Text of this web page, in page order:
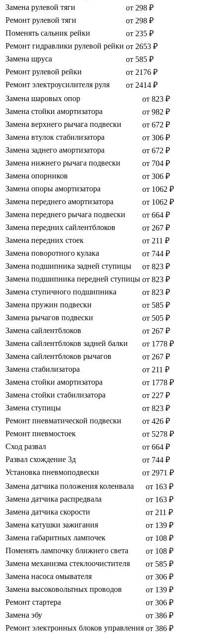
Замена рулевой тяги
от 298 ₽
Ремонт рулевой тяги
от 298 ₽
Поменять сальник рейки
от 235 ₽
Ремонт гидравлики рулевой рейки от 2653 ₽
Замена шруса
от 585 ₽
Ремонт рулевой рейки
от 2176 ₽
Ремонт электроусилителя руля
от 2414 ₽
Замена шаровых опор
от 823 ₽
Замена стойки амортизатора
от 982 ₽
Замена верхнего рычага подвески
от 672 ₽
Замена втулок стабилизатора
от 306 ₽
Замена заднего амортизатора
от 672 ₽
Замена нижнего рычага подвески
от 704 ₽
Замена опорников
от 306 ₽
Замена опоры амортизатора
от 1062 ₽
Замена переднего амортизатора
от 1062 ₽
Замена переднего рычага подвески
от 664 ₽
Замена передних сайлентблоков
от 267 ₽
Замена передних стоек
от 211 ₽
Замена поворотного кулака
от 744 ₽
Замена подшипника задней ступицы
от 823 ₽
Замена подшипника передней ступицы от 823 ₽
Замена ступичного подшипника
от 823 ₽
Замена пружин подвески
от 585 ₽
Замена рычагов подвески
от 505 ₽
Замена сайлентблоков
от 267 ₽
Замена сайлентблоков задней балки
от 1778 ₽
Замена сайлентблоков рычагов
от 267 ₽
Замена стабилизатора
от 211 ₽
Замена стойки амортизатора
от 1778 ₽
Замена стойки стабилизатора
от 227 ₽
Замена ступицы
от 823 ₽
Ремонт пневматической подвески
от 426 ₽
Ремонт пневмостоек
от 5278 ₽
Сход развал
от 664 ₽
Развал схождение 3д
от 744 ₽
Установка пневмоподвески
от 2971 ₽
Замена датчика положения коленвала
от 163 ₽
Замена датчика распредвала
от 163 ₽
Замена датчика скорости
от 211 ₽
Замена катушки зажигания
от 139 ₽
Замена габаритных лампочек
от 108 ₽
Поменять лампочку ближнего света
от 108 ₽
Замена механизма стеклоочистителя
от 585 ₽
Замена насоса омывателя
от 306 ₽
Замена высоковольтных проводов
от 139 ₽
Ремонт стартера
от 306 ₽
Замена эбу
от 386 ₽
Ремонт электронных блоков управления от 386 ₽